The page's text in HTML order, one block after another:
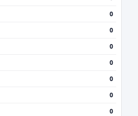
0
0
0
0
0
0
0